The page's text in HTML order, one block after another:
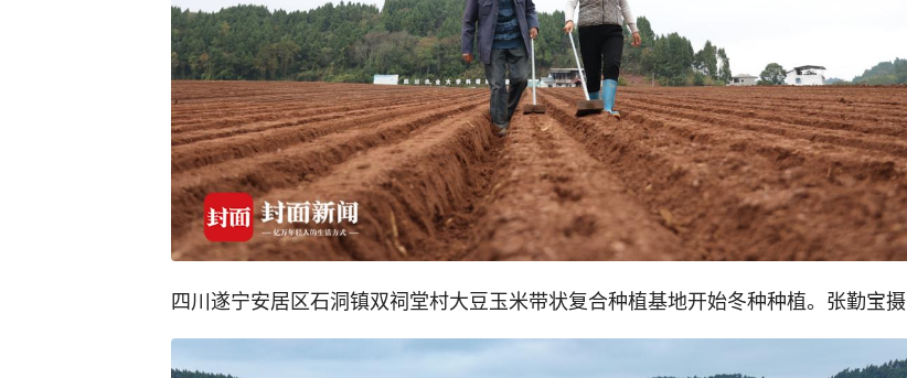
四川遂宁安居区石洞镇双祠堂村大豆玉米带状复合种植基地开始冬种种植。张勤宝摄